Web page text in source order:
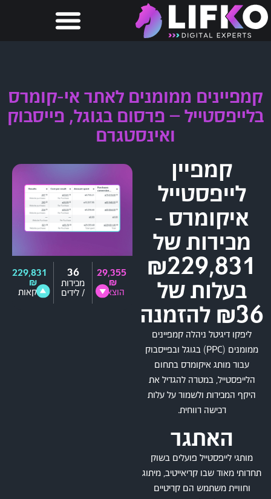
קמפיינים ממומנים לאתר אי-קומרס
בלייפסטייל – פרסום בגוגל, פייסבוק
ואינסטגרם
קמפיין
לייפסטייל
איקומרס -
מכירות של
₪229,831
בעלות של
₪36 להזמנה
ליפקו דיגיטל ניהלה קמפיינים
ממומנים (PPC) בגוגל ובפייסבוק
עבור מותג איקומרס בתחום
הלייפסטייל, במטרה להגדיל את
היקף המכירות ולשמור על עלות
רכישה רווחית.
האתגר
מותגי לייפסטייל פועלים בשוק
תחרותי מאוד שבו קריאייטיב, מיתוג
וחוויית משתמש הם קריטיים
29,355
₪
הוצאה
36
מכירות
/ לידים
229,831
₪
עסקאות